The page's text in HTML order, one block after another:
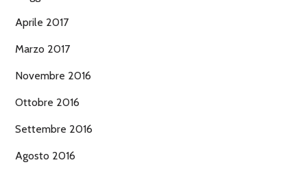
Aprile 2017
Marzo 2017
Novembre 2016
Ottobre 2016
Settembre 2016
Agosto 2016